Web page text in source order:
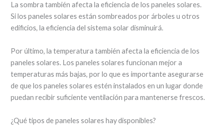
La sombra también afecta la eficiencia de los paneles solares.
Si los paneles solares están sombreados por árboles u otros
edificios, la eficiencia del sistema solar disminuirá.
Por último, la temperatura también afecta la eficiencia de los
paneles solares. Los paneles solares funcionan mejor a
temperaturas más bajas, por lo que es importante asegurarse
de que los paneles solares estén instalados en un lugar donde
puedan recibir suficiente ventilación para mantenerse frescos.
¿Qué tipos de paneles solares hay disponibles?